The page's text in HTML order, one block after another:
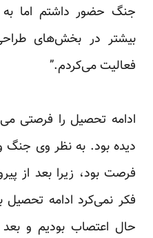
جنگ حضور داشتم اما
بیشتر در بخش‌های
‏فعالیت می‌کردم‎.‎‏” ‏
ادامه تحصیل را فرصتی
دیده بود. به نظر وی جنگ
‏فرصت بود، زیرا بعد از
فکر نمی‌کرد ادامه تحصیل
حال ‏اعتصاب بودیم و بعد